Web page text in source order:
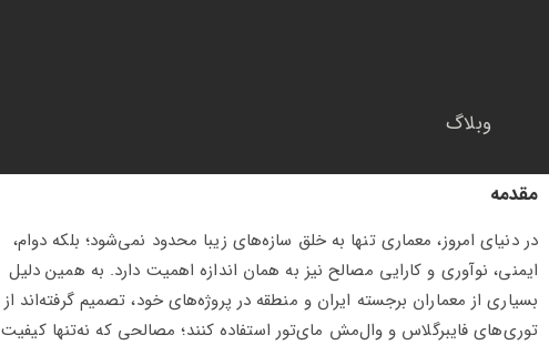
وبلاگ
مقدمه
در دنیای امروز، معماری تنها به خلق سازه‌های زیبا محدود نمی‌شود؛ بلکه دوام،
ایمنی، نوآوری و کارایی مصالح نیز به همان اندازه اهمیت دارد. به همین دلیل
بسیاری از معماران برجسته ایران و منطقه در پروژه‌های خود، تصمیم گرفته‌اند از
توری‌های فایبرگلاس و وال‌مش مای‌تور استفاده کنند؛ مصالحی که نه‌تنها کیفیت